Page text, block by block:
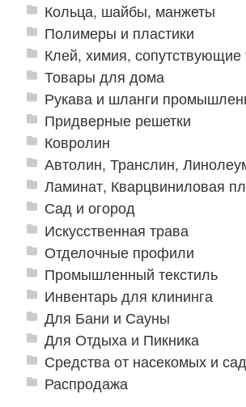
Кольца, шайбы, манжеты
Полимеры и пластики
Клей, химия, сопутствующие
Товары для дома
Рукава и шланги
Придверные решетки
Ковролин
Автолин, Транслин,
Ламинат, Кварцвиниловая
Сад и огород
Искусственная трава
Отделочные профили
Промышленный текстиль
Инвентарь для клининга
Для Бани и Сауны
Для Отдыха и Пикника
Средства от насекомых и
Распродажа